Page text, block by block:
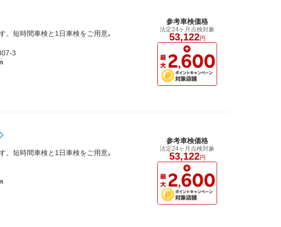
。短時間車検と1日車検をご用意｡
3
参考車検価格
法定24ヶ月点検対象
53,122円
。短時間車検と1日車検をご用意｡
参考車検価格
法定24ヶ月点検対象
53,122円